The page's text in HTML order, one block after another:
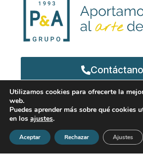
Categorías
P&A en las redes
Utilizamos cookies para ofrecerte la
web.
Puedes aprender más sobre qué cookies
en los ajustes.
Aceptar Rechazar Ajustes